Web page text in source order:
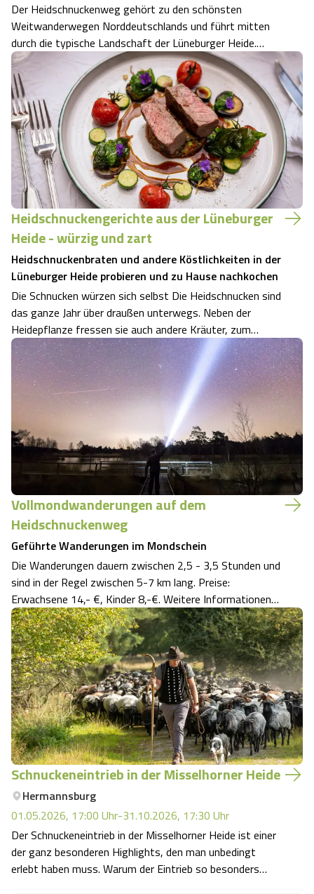
Der Heidschnuckenweg gehört zu den schönsten
Weitwanderwegen Norddeutschlands und führt mitten
durch die typische Landschaft der Lüneburger Heide.
2026 gibt es entlang des Weges viele besondere
Gelegenheiten, diese Kulturlandschaft noch intensiver zu
erleben. Geführte Wanderungen, Vollmondtouren, S…
Heidschnuckengerichte aus der Lüneburger
Heide - würzig und zart
Heidschnuckenbraten und andere Köstlichkeiten in der
Lüneburger Heide probieren und zu Hause nachkochen
Die Schnucken würzen sich selbst Die Heidschnucken sind
das ganze Jahr über draußen unterwegs. Neben der
Heidepflanze fressen sie auch andere Kräuter, zum
Beispiel wilden Thymian oder wilden Majoran. Diese
verleihen dem Fleisch seinen einzigartigen Geschmack
nach Wildbret. "Die Schnucken würzen sic…
Vollmondwanderungen auf dem
Heidschnuckenweg
Geführte Wanderungen im Mondschein
Die Wanderungen dauern zwischen 2,5 - 3,5 Stunden und
sind in der Regel zwischen 5-7 km lang. Preise:
Erwachsene 14,- €, Kinder 8,-€. Weitere Informationen
zu den einzelnen Touren und die Möglichkeit zur Online-
Buchung finden Sie hier:
Schnuckeneintrieb in der Misselhorner Heide
Hermannsburg
01.05.2026, 17:00 Uhr-31.10.2026, 17:30 Uhr
Der Schnuckeneintrieb in der Misselhorner Heide ist einer
der ganz besonderen Highlights, den man unbedingt
erlebt haben muss. Warum der Eintrieb so besonders